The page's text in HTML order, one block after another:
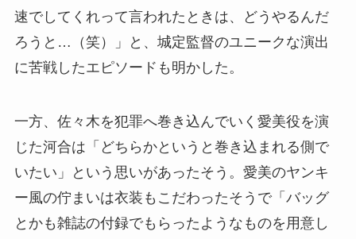
速でしてくれって言われたときは、どうやるんだ
ろうと…（笑）」と、城定監督のユニークな演出
に苦戦したエピソードも明かした。
一方、佐々木を犯罪へ巻き込んでいく愛美役を演
じた河合は「どちらかというと巻き込まれる側で
いたい」という思いがあったそう。愛美のヤンキ
ー風の佇まいは衣装もこだわったそうで「バッグ
とかも雑誌の付録でもらったようなものを用意し